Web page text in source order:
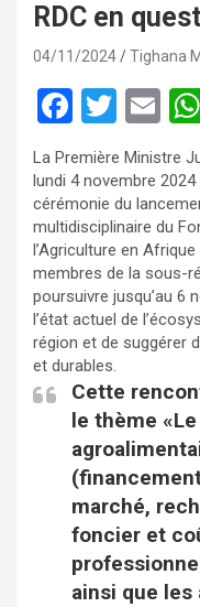
RDC en
04/11/2024 Tighana
F
ce
b
o
o
k
T
wi
tt
er
E
m
ail
La Première Ministre
lundi 4 novembre
cérémonie du
multidisciplinaire du
l’Agriculture en
membres de la sous-
poursuivre jusqu’au 6
l’état actuel de
région et de suggérer
et durables.
Cette
le thème
marché,
foncier et
ainsi que